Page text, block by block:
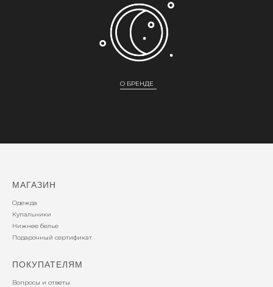
О БРЕНДЕ
МАГАЗИН
Одежда
Купальники
Нижнее белье
Подарочный сертификат
ПОКУПАТЕЛЯМ
Вопросы и ответы